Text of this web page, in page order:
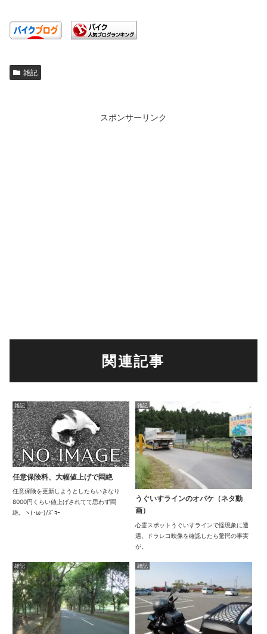
雑記
スポンサーリンク
関連記事
雑記
任意保険料、大幅値上げで悶絶
任意保険を更新しようとしたらいきなり
8000円くらい値上げされてて思わず悶
絶。ヽ(･ω･)/ｽﾞｺｰ
雑記
うぐいすラインのオバケ（ネタ動
画）
心霊スポットうぐいすラインで怪現象に遭
遇。ドラレコ映像を確認したら驚愕の事実
が。
雑記 雑記